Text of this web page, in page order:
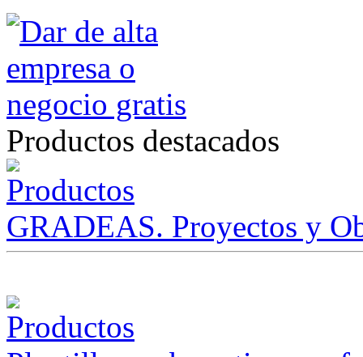
Productos destacados
GRADEAS. Proyectos y